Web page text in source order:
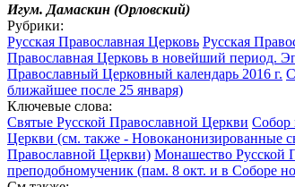
Игум. Дамаскин (Орловский)
Рубрики:
Русская Православная Церковь Русская
Православная Церковь в новейший период.
Православный Церковный календарь 2016 г.
ближайшее после 25 января)
Ключевые слова:
Святые Русской Православной Церкви Собор
Церкви (см. также - Новоканонизированные
Православной Церкви) Монашество Русской
преподобномученик (пам. 8 окт. и в Соборе